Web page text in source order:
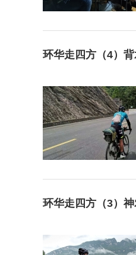
环华走四方（4）背
环华走四方（3）